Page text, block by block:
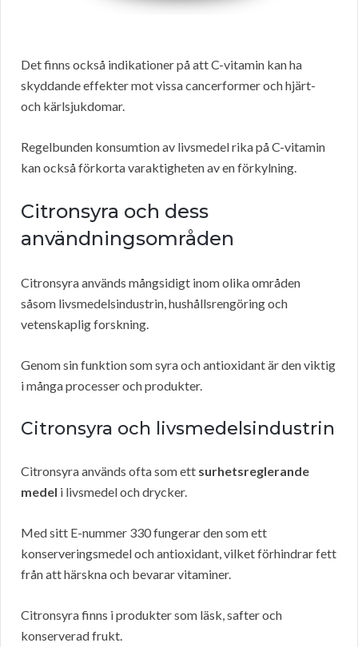
Det finns också indikationer på att C-vitamin kan ha
skyddande effekter mot vissa cancerformer och hjärt-
och kärlsjukdomar.
Regelbunden konsumtion av livsmedel rika på C-vitamin
kan också förkorta varaktigheten av en förkylning.
Citronsyra och dess
användningsområden
Citronsyra används mångsidigt inom olika områden
såsom livsmedelsindustrin, hushållsrengöring och
vetenskaplig forskning.
Genom sin funktion som syra och antioxidant är den viktig
i många processer och produkter.
Citronsyra och livsmedelsindustrin
Citronsyra används ofta som ett surhetsreglerande
medel i livsmedel och drycker.
Med sitt E-nummer 330 fungerar den som ett
konserveringsmedel och antioxidant, vilket förhindrar fett
från att härskna och bevarar vitaminer.
Citronsyra finns i produkter som läsk, safter och
konserverad frukt.